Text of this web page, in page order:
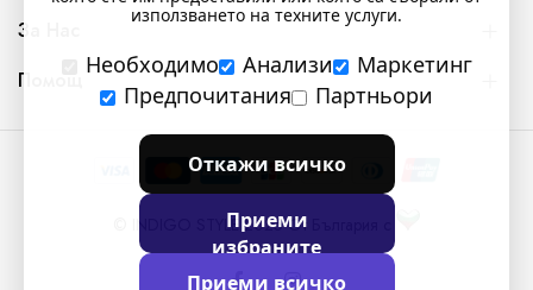
За Нас
Помощ
© INDIGO STYLE 2025 От България с
използването на техните услуги.
Необходимо Анализи
Маркетинг
Предпочитания
Партньори
Откажи всичко
Приеми
избраните
Приеми всичко